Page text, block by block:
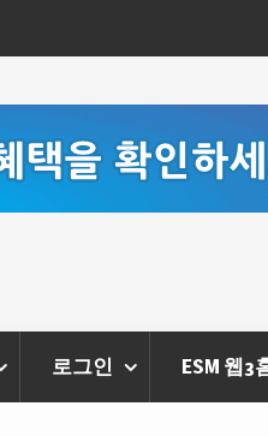
‘K-AI 아트 거장’ 장인보
‘2026 제2회 애니멀 아트
로그인 ESM 웹3